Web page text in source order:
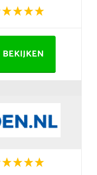
BEKIJKEN